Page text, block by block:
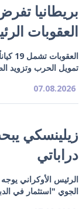
بريطانيا
العقوبات
تمويل الحرب وتزويد
07.08.2026
زيلينسكي
دراباتي
الرئيس الأوكراني
الجوي "استثمار في